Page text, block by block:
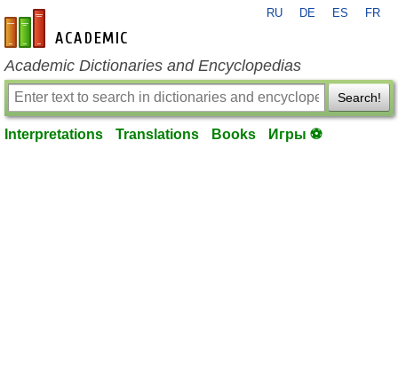
en-academic.com
RU DE ES FR
Academic Dictionaries and Encyclopedias
Search!
Interpretations Translations Books Игры ⚽